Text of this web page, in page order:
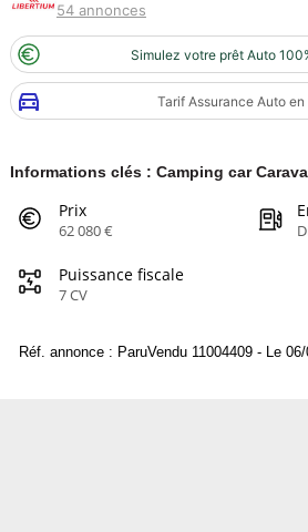
54 annonces
Simulez votre prêt Auto
Tarif Assurance Auto en
Informations clés : Camping car
Prix
62 080 €
Puissance fiscale
7 CV
Réf. annonce : ParuVendu 11004409 - Le